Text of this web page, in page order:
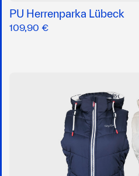
PU Herrenparka Lübeck
109,90 €